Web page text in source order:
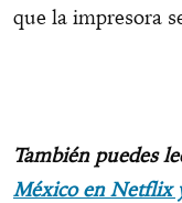
que la impresora
También puedes
México en Netflix